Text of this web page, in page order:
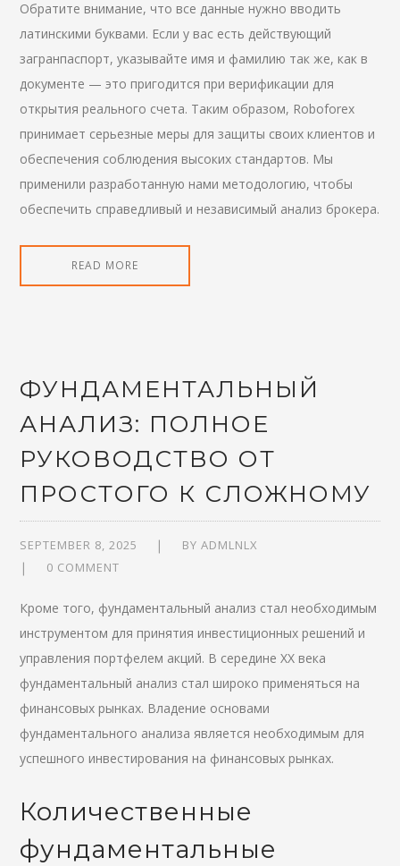
Обратите внимание, что все данные нужно вводить
латинскими буквами. Если у вас есть действующий
загранпаспорт, указывайте имя и фамилию так же, как в
документе — это пригодится при верификации для
открытия реального счета. Таким образом, Roboforex
принимает серьезные меры для защиты своих клиентов и
обеспечения соблюдения высоких стандартов. Мы
применили разработанную нами методологию, чтобы
обеспечить справедливый и независимый анализ брокера.
READ MORE
ФУНДАМЕНТАЛЬНЫЙ
АНАЛИЗ: ПОЛНОЕ
РУКОВОДСТВО ОТ
ПРОСТОГО К СЛОЖНОМУ
SEPTEMBER 8, 2025 BYADMLNLX
0 COMMENT
Кроме того, фундаментальный анализ стал необходимым
инструментом для принятия инвестиционных решений и
управления портфелем акций. В середине XX века
фундаментальный анализ стал широко применяться на
финансовых рынках. Владение основами
фундаментального анализа является необходимым для
успешного инвестирования на финансовых рынках.
Количественные
фундаментальные